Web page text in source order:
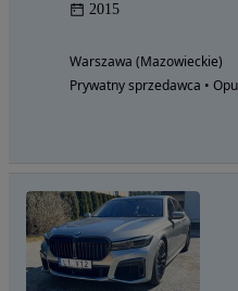
2015
Warszawa (Mazowieckie)
Prywatny sprzedawca •